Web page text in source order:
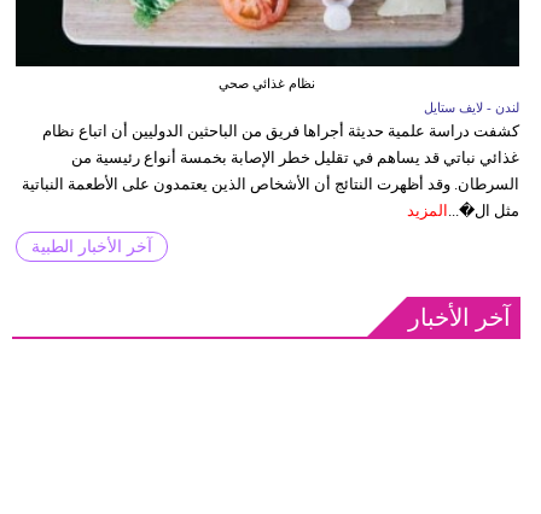
نظام غذائي صحي
لندن - لايف ستايل
كشفت دراسة علمية حديثة أجراها فريق من الباحثين الدوليين أن اتباع نظام
غذائي نباتي قد يساهم في تقليل خطر الإصابة بخمسة أنواع رئيسية من
السرطان. وقد أظهرت النتائج أن الأشخاص الذين يعتمدون على الأطعمة النباتية
مثل ال�...
المزيد
آخر الأخبار الطبية
آخر الأخبار